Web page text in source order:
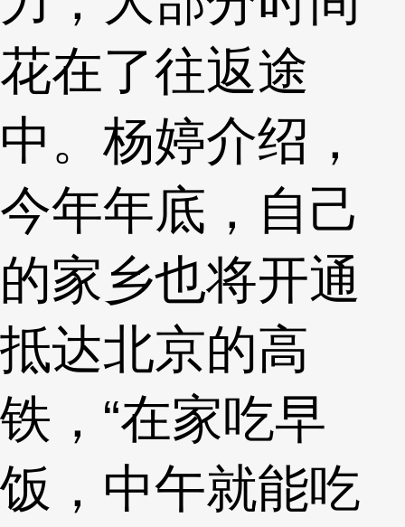
花在了往返途
中。杨婷介绍，
今年年底，自己
的家乡也将开通
抵达北京的高
铁，“在家吃早
饭，中午就能吃